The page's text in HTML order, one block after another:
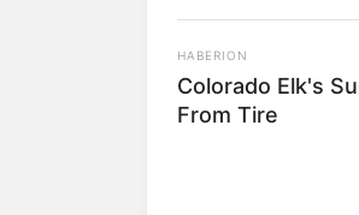
HABERION
Colorado Elk's
From Tire